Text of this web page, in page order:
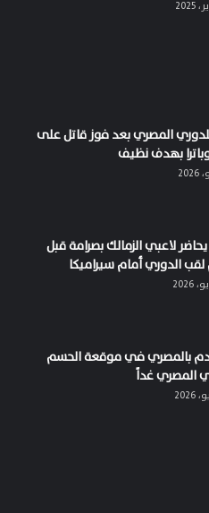
للدوري المصري بعد فوز قاتل على
بهدف نظيف
لاعبي الزمالك بصرامة قبل
الدوري أمام سيراميكا
بالمصري في موقعة الحسم
المصري غداً